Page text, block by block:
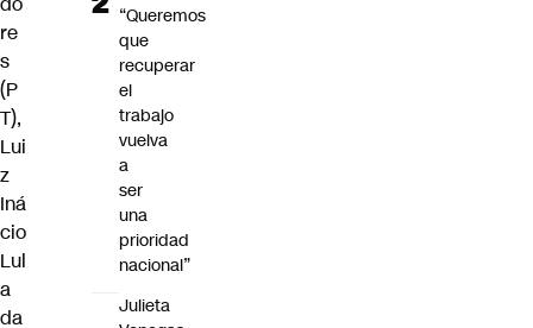
re
s
(P
T),
Lui
z
Iná
cio
Lul
a
da
“Queremos
que
recuperar
el
trabajo
vuelva
a
ser
una
prioridad
nacional”
Julieta